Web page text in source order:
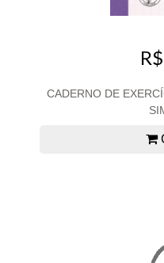
CADERNO DE